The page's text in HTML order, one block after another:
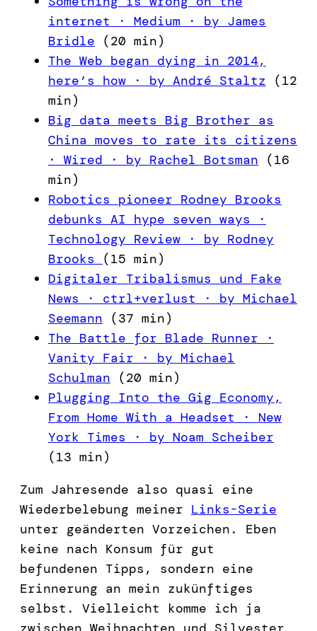
internet · Medium · by James
Bridle (20 min)
The Web began dying in 2014,
here’s how · by André Staltz (12
min)
Big data meets Big Brother as
China moves to rate its citizens
· Wired · by Rachel Botsman (16
min)
Robotics pioneer Rodney Brooks
debunks AI hype seven ways ·
Technology Review · by Rodney
Brooks (15 min)
Digitaler Tribalismus und Fake
News · ctrl+verlust · by Michael
Seemann (37 min)
The Battle for Blade Runner ·
Vanity Fair · by Michael
Schulman (20 min)
Plugging Into the Gig Economy,
From Home With a Headset · New
York Times · by Noam Scheiber
(13 min)
Zum Jahresende also quasi eine
Wiederbelebung meiner Links-Serie
unter geänderten Vorzeichen. Eben
keine nach Konsum für gut
befundenen Tipps, sondern eine
Erinnerung an mein zukünftiges
selbst. Vielleicht komme ich ja